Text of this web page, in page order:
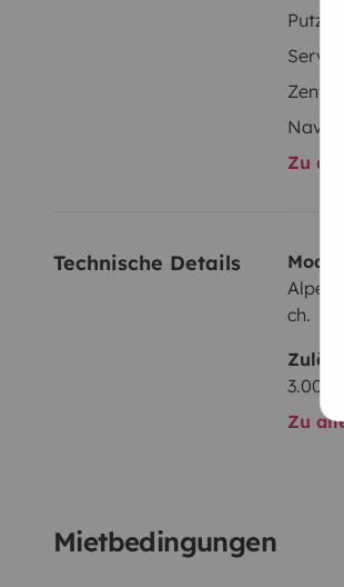
Navi
Zu
Technische Details
Modell:
Alpes
ch.
3.000
Zu
Mietbedingungen